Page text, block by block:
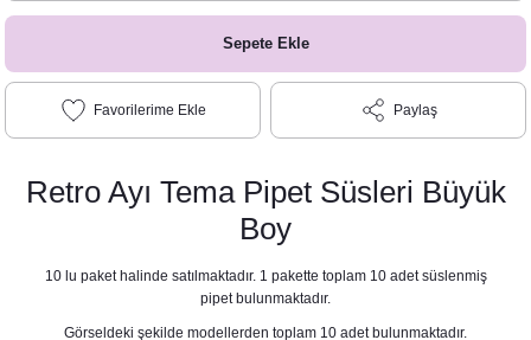
Sepete Ekle
Paylaş
Retro Ayı Tema Pipet Süsleri Büyük
Boy
10 lu paket halinde satılmaktadır. 1 pakette toplam 10 adet süslenmiş
pipet bulunmaktadır.
Görseldeki şekilde modellerden toplam 10 adet bulunmaktadır.